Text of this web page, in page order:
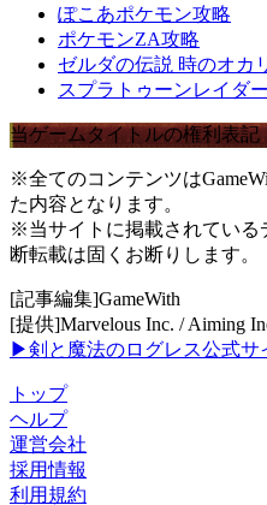
ぽこあポケモン攻略
ポケモンZA攻略
ゼルダの伝説 時のオカ
スプラトゥーンレイダ
当ゲームタイトルの権利表記
※全てのコンテンツは
た内容となります。
※当サイトに掲載されている
断転載は固くお断りします。
[記事編集]GameWith
[提供]Marvelous Inc. / Aiming
▶剣と魔法のログレス公式サ
トップ
ヘルプ
運営会社
採用情報
利用規約